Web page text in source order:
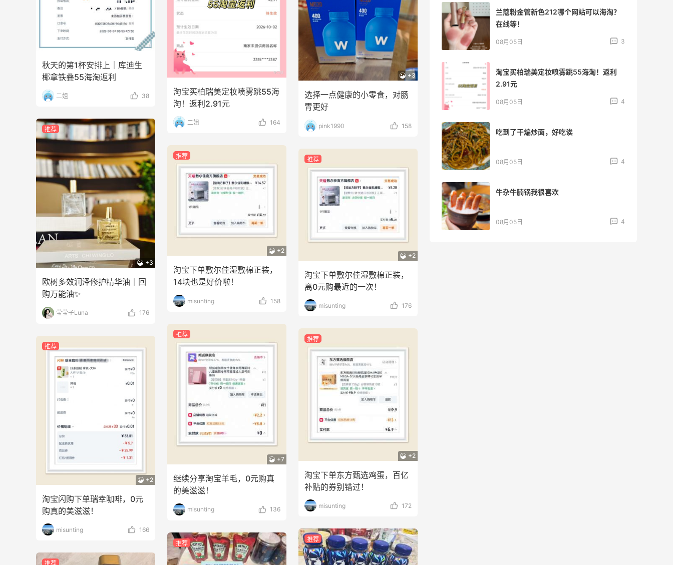
秋天的第1杯安排上｜库迪生
椰拿铁叠55海淘返利
二姐 38
推荐
+3
欧树多效润泽修护精华油｜回
购万能油✨
莹莹子Luna 176
推荐
+2
淘宝闪购下单瑞幸咖啡，0元
购真的美滋滋！
misunting 166
推荐
淘宝买柏瑞美定妆喷雾跳55海
淘！返利2.91元
二姐 164
推荐
+2
淘宝下单敷尔佳湿敷棉正装，
14块也是好价啦！
misunting 158
推荐
+7
继续分享淘宝羊毛，0元购真
的美滋滋！
misunting 136
推荐
+3
选择一点健康的小零食，对肠
胃更好
pink1990 158
推荐
+2
淘宝下单敷尔佳湿敷棉正装，
离0元购最近的一次！
misunting 176
推荐
+2
淘宝下单东方甄选鸡蛋，百亿
补贴的券别错过！
misunting 172
推荐
Bobbi Brown美网2026黑五海淘活动什
么时候开始？
碳水快乐｜童年回忆李先生牛肉面🍜
3
户外运动防-晒｜蜜丝婷开挂摇摇乐实测
🏃
08月06日
Evelom卸妆膏--卸妆膏中的“爱马仕”
08月05日
FWRD黑五2026海淘奢侈品折扣力度大
08月05日
FWRD美网2026黑五海淘活动什么时候
08月05日
【黑五海淘攻略】Bobbi Brown黑五
08月05日
柏瑞美黑瓶和白瓶哪个好用？混油皮选了
兰蔻粉金管新色212哪个网站可以海淘？
在线等！
08月05日 3
淘宝买柏瑞美定妆喷雾跳55海淘！返利
2.91元
08月05日 4
吃到了干煸炒面，好吃诶
08月05日 4
牛杂牛腩锅我很喜欢
08月05日 4